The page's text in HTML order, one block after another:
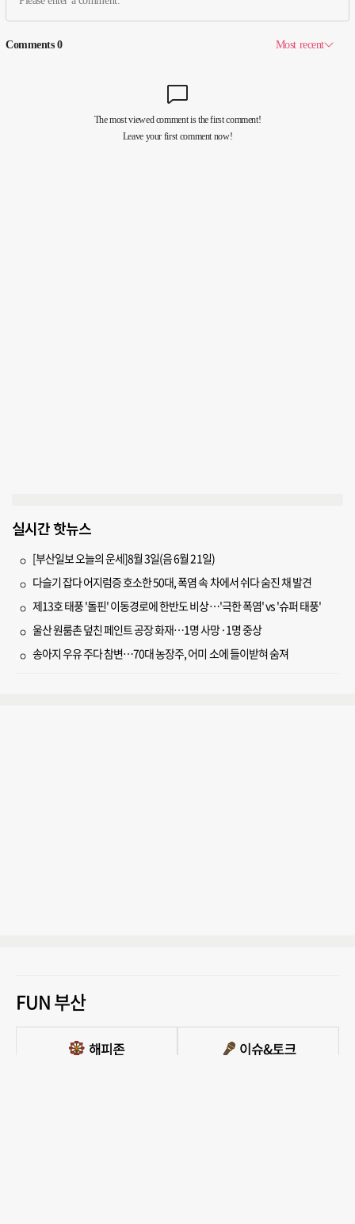
실시간 핫뉴스
[부산일보 오늘의 운세]8월 3일(음 6월 21일)
다슬기 잡다 어지럼증 호소한 50대, 폭염 속 차에서 쉬다 숨진 채 발견
제13호 태풍 '돌핀' 이동경로에 한반도 비상…'극한 폭염' vs '슈퍼 태풍'
울산 원룸촌 덮친 페인트 공장 화재…1명 사망·1명 중상
송아지 우유 주다 참변…70대 농장주, 어미 소에 들이받혀 숨져
FUN 부산